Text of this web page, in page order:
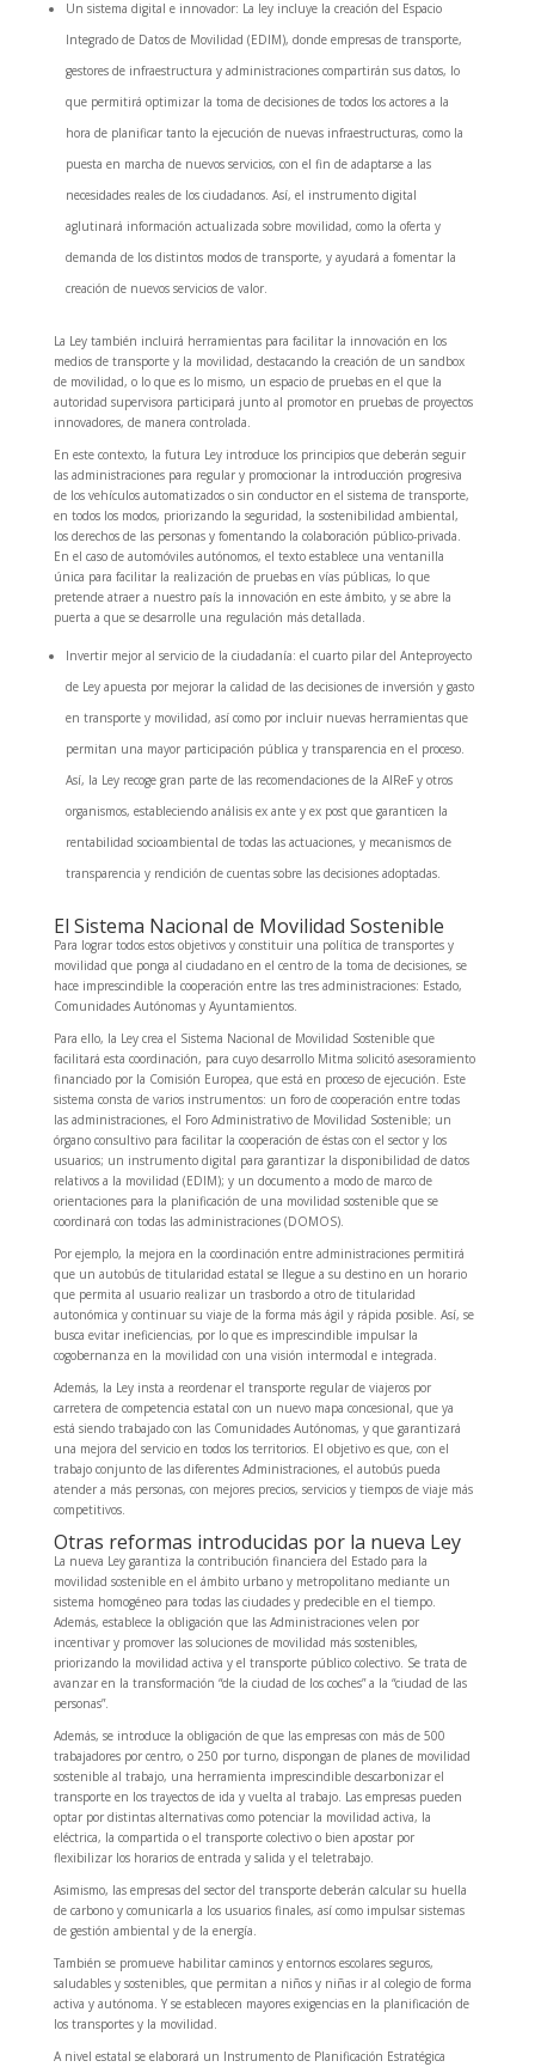
Un sistema digital e innovador: La ley incluye la creación del Espacio
Integrado de Datos de Movilidad (EDIM), donde empresas de transporte,
gestores de infraestructura y administraciones compartirán sus datos, lo
que permitirá optimizar la toma de decisiones de todos los actores a la
hora de planificar tanto la ejecución de nuevas infraestructuras, como la
puesta en marcha de nuevos servicios, con el fin de adaptarse a las
necesidades reales de los ciudadanos. Así, el instrumento digital
aglutinará información actualizada sobre movilidad, como la oferta y
demanda de los distintos modos de transporte, y ayudará a fomentar la
creación de nuevos servicios de valor.
La Ley también incluirá herramientas para facilitar la innovación en los
medios de transporte y la movilidad, destacando la creación de un sandbox
de movilidad, o lo que es lo mismo, un espacio de pruebas en el que la
autoridad supervisora participará junto al promotor en pruebas de proyectos
innovadores, de manera controlada.
En este contexto, la futura Ley introduce los principios que deberán seguir
las administraciones para regular y promocionar la introducción progresiva
de los vehículos automatizados o sin conductor en el sistema de transporte,
en todos los modos, priorizando la seguridad, la sostenibilidad ambiental,
los derechos de las personas y fomentando la colaboración público-privada.
En el caso de automóviles autónomos, el texto establece una ventanilla
única para facilitar la realización de pruebas en vías públicas, lo que
pretende atraer a nuestro país la innovación en este ámbito, y se abre la
puerta a que se desarrolle una regulación más detallada.
Invertir mejor al servicio de la ciudadanía: el cuarto pilar del Anteproyecto
de Ley apuesta por mejorar la calidad de las decisiones de inversión y gasto
en transporte y movilidad, así como por incluir nuevas herramientas que
permitan una mayor participación pública y transparencia en el proceso.
Así, la Ley recoge gran parte de las recomendaciones de la AIReF y otros
organismos, estableciendo análisis ex ante y ex post que garanticen la
rentabilidad socioambiental de todas las actuaciones, y mecanismos de
transparencia y rendición de cuentas sobre las decisiones adoptadas.
El Sistema Nacional de Movilidad Sostenible
Para lograr todos estos objetivos y constituir una política de transportes y
movilidad que ponga al ciudadano en el centro de la toma de decisiones, se
hace imprescindible la cooperación entre las tres administraciones: Estado,
Comunidades Autónomas y Ayuntamientos.
Para ello, la Ley crea el Sistema Nacional de Movilidad Sostenible que
facilitará esta coordinación, para cuyo desarrollo Mitma solicitó asesoramiento
financiado por la Comisión Europea, que está en proceso de ejecución. Este
sistema consta de varios instrumentos: un foro de cooperación entre todas
las administraciones, el Foro Administrativo de Movilidad Sostenible; un
órgano consultivo para facilitar la cooperación de éstas con el sector y los
usuarios; un instrumento digital para garantizar la disponibilidad de datos
relativos a la movilidad (EDIM); y un documento a modo de marco de
orientaciones para la planificación de una movilidad sostenible que se
coordinará con todas las administraciones (DOMOS).
Por ejemplo, la mejora en la coordinación entre administraciones permitirá
que un autobús de titularidad estatal se llegue a su destino en un horario
que permita al usuario realizar un trasbordo a otro de titularidad
autonómica y continuar su viaje de la forma más ágil y rápida posible. Así, se
busca evitar ineficiencias, por lo que es imprescindible impulsar la
cogobernanza en la movilidad con una visión intermodal e integrada.
Además, la Ley insta a reordenar el transporte regular de viajeros por
carretera de competencia estatal con un nuevo mapa concesional, que ya
está siendo trabajado con las Comunidades Autónomas, y que garantizará
una mejora del servicio en todos los territorios. El objetivo es que, con el
trabajo conjunto de las diferentes Administraciones, el autobús pueda
atender a más personas, con mejores precios, servicios y tiempos de viaje más
competitivos.
Otras reformas introducidas por la nueva Ley
La nueva Ley garantiza la contribución financiera del Estado para la
movilidad sostenible en el ámbito urbano y metropolitano mediante un
sistema homogéneo para todas las ciudades y predecible en el tiempo.
Además, establece la obligación que las Administraciones velen por
incentivar y promover las soluciones de movilidad más sostenibles,
priorizando la movilidad activa y el transporte público colectivo. Se trata de
avanzar en la transformación “de la ciudad de los coches” a la “ciudad de las
personas”.
Además, se introduce la obligación de que las empresas con más de 500
trabajadores por centro, o 250 por turno, dispongan de planes de movilidad
sostenible al trabajo, una herramienta imprescindible descarbonizar el
transporte en los trayectos de ida y vuelta al trabajo. Las empresas pueden
optar por distintas alternativas como potenciar la movilidad activa, la
eléctrica, la compartida o el transporte colectivo o bien apostar por
flexibilizar los horarios de entrada y salida y el teletrabajo.
Asimismo, las empresas del sector del transporte deberán calcular su huella
de carbono y comunicarla a los usuarios finales, así como impulsar sistemas
de gestión ambiental y de la energía.
También se promueve habilitar caminos y entornos escolares seguros,
saludables y sostenibles, que permitan a niños y niñas ir al colegio de forma
activa y autónoma. Y se establecen mayores exigencias en la planificación de
los transportes y la movilidad.
A nivel estatal se elaborará un Instrumento de Planificación Estratégica